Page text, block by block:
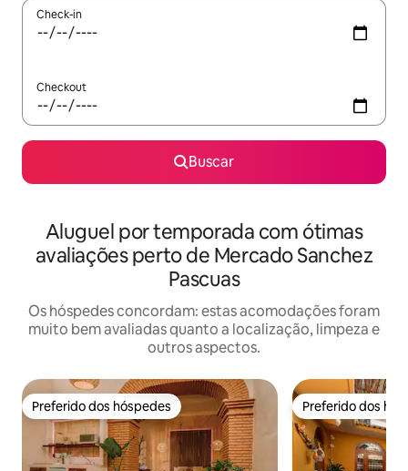
Check-in
Checkout
Buscar
Aluguel por temporada com ótimas
avaliações perto de Mercado Sanchez
Pascuas
Os hóspedes concordam: estas acomodações foram
muito bem avaliadas quanto a localização, limpeza e
outros aspectos.
Preferido dos hóspedes
Preferido dos hóspedes Preferido dos
Preferido dos